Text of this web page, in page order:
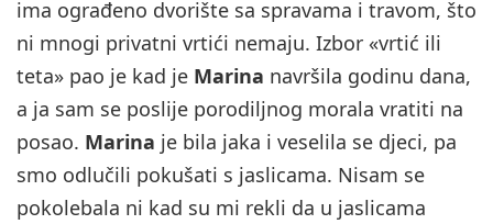
ima ograđeno dvorište sa spravama i travom, što
ni mnogi privatni vrtići nemaju. Izbor «vrtić ili
teta» pao je kad je Marina navršila godinu dana,
a ja sam se poslije porodiljnog morala vratiti na
posao. Marina je bila jaka i veselila se djeci, pa
smo odlučili pokušati s jaslicama. Nisam se
pokolebala ni kad su mi rekli da u jaslicama